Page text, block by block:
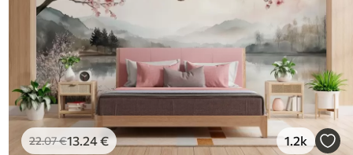
22.07€13.24€ 1.2k